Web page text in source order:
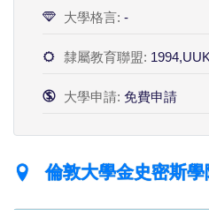
大學格言: -
隸屬教育聯盟: 1994,UUK
大學申請: 免費申請
倫敦大學金史密斯